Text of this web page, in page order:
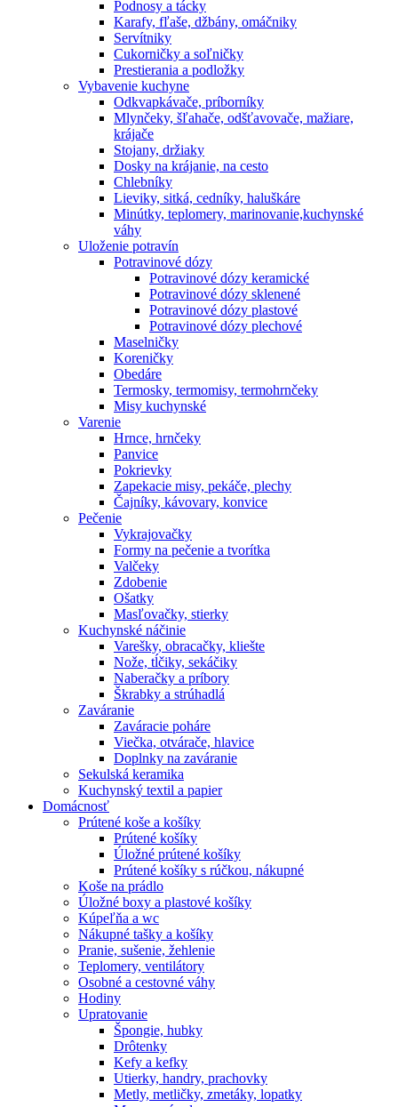
Podnosy a tácky
Karafy, fľaše, džbány, omáčniky
Servítniky
Cukorničky a soľničky
Prestierania a podložky
Vybavenie kuchyne
Odkvapkávače, príborníky
Mlynčeky, šľahače, odšťavovače, mažiare,
krájače
Stojany, držiaky
Dosky na krájanie, na cesto
Chlebníky
Lieviky, sitká, cedníky, haluškáre
Minútky, teplomery, marinovanie,kuchynské
váhy
Uloženie potravín
Potravinové dózy
Potravinové dózy keramické
Potravinové dózy sklenené
Potravinové dózy plastové
Potravinové dózy plechové
Maselničky
Koreničky
Obedáre
Termosky, termomisy, termohrnčeky
Misy kuchynské
Varenie
Hrnce, hrnčeky
Panvice
Pokrievky
Zapekacie misy, pekáče, plechy
Čajníky, kávovary, konvice
Pečenie
Vykrajovačky
Formy na pečenie a tvorítka
Valčeky
Zdobenie
Ošatky
Masľovačky, stierky
Kuchynské náčinie
Varešky, obracačky, kliešte
Nože, tĺčiky, sekáčiky
Naberačky a príbory
Škrabky a strúhadlá
Zaváranie
Zaváracie poháre
Viečka, otvárače, hlavice
Doplnky na zaváranie
Sekulská keramika
Kuchynský textil a papier
Domácnosť
Prútené koše a košíky
Prútené košíky
Úložné prútené košíky
Prútené košíky s rúčkou, nákupné
Koše na prádlo
Úložné boxy a plastové košíky
Kúpeľňa a wc
Nákupné tašky a košíky
Pranie, sušenie, žehlenie
Teplomery, ventilátory
Osobné a cestovné váhy
Hodiny
Upratovanie
Špongie, hubky
Drôtenky
Kefy a kefky
Utierky, handry, prachovky
Metly, metličky, zmetáky, lopatky